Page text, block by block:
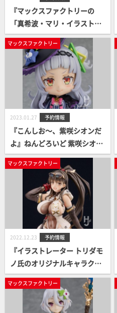
『マックスファクトリーの
「真希波・マリ・イラストリ
アス」がPLAMAXで再臨！』
PLAMAX 真希波・マリ・イラ
ストリアス / スカルプターズ
ホワイト 案内開始！
マックスファクトリー
2023.01.27 予約情報
『こんしお～、紫咲シオンだ
よ』ねんどろいど 紫咲シオン
案内開始！
マックスファクトリー
2022.12.23 予約情報
『イラストレーター トリダモ
ノ氏のオリジナルキャラクタ
ーがフィギュア化！』MXちゃ
ん 案内開始！
マックスファクトリー